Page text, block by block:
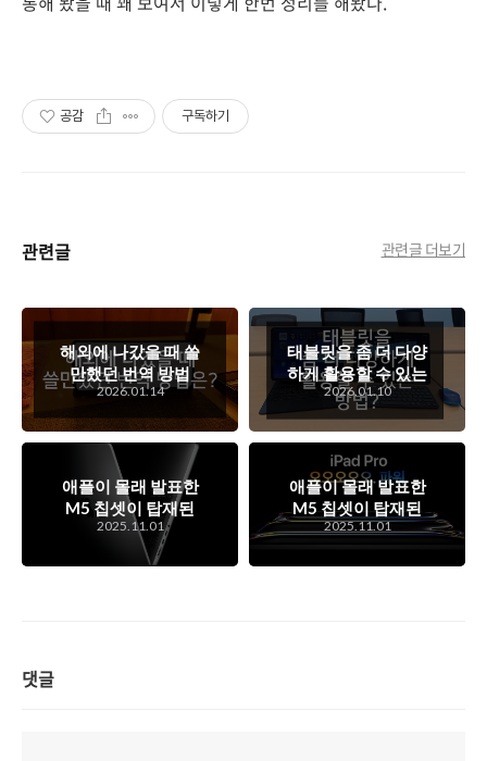
공감 구독하기
관련글 관련글 더보기
해외에 나갔을 때 쓸
만했던 번역 방법
은?
2026.01.14
태블릿을 좀 더 다양
하게 활용할 수 있는
방법?
2026.01.10
애플이 몰래 발표한
M5 칩셋이 탑재된
맥북프로에 대한 이
야기
2025.11.01
애플이 몰래 발표한
M5 칩셋이 탑재된
아이패드 프로 M5
2025.11.01
댓글